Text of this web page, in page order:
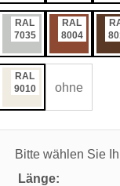
RAL
7035
RAL
8004
RAL
9010
ohne
Bitte wählen Sie
Länge: